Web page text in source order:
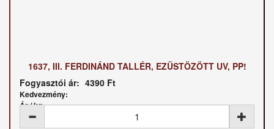
1637, III. FERDINÁND TALLÉR, EZÜSTÖZÖTT UV, PP!
Fogyasztói ár: 4390 Ft
Kedvezmény:
Ár / kg: